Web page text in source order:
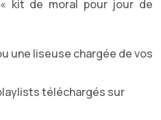
kit de moral pour jour de
une liseuse chargée de vos
téléchargés sur